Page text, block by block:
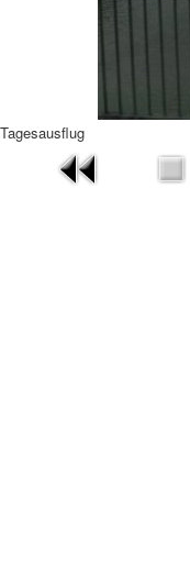
Tagesausflug